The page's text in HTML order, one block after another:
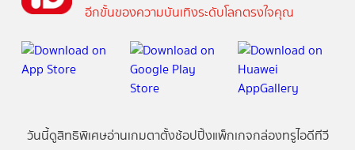
อีกขั้นของความบันเทิงระดับโลกตรงใจคุณ
วันนี้ดูสิทธิพิเศษอ่านเกมตาตั้งช้อปปิ้งแพ็กเกจกล่องทรูไอดีทีวี